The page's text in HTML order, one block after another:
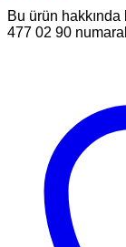
Bu ürün
477 02 90